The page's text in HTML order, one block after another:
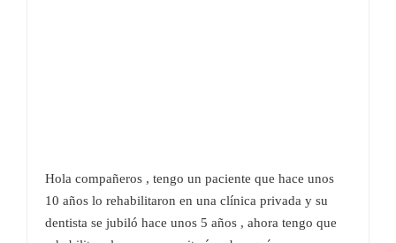
Hola compañeros , tengo un paciente que hace unos
10 años lo rehabilitaron en una clínica privada y su
dentista se jubiló hace unos 5 años , ahora tengo que